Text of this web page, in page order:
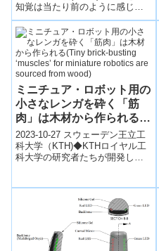
知覚は当たり前のように感じら
れるかもしれないが、アボカド
の熟し具合を判断したり、医療
検...
ミニチュア・ロボット用の
小さなレンガを砕く「筋
肉」は木材から作られる
(Tiny brick-busting
‘muscles’ for miniature
robotics are sourced
2023-10-27 スウェーデン王立工
科大学（KTH)◆KTHロイヤル工
科大学の研究者たちが開発した
バ...